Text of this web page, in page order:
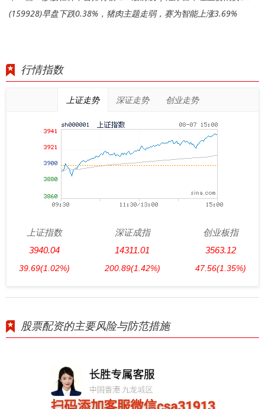
(159928)早盘下跌0.38%，猪肉主题走弱，赛为智能上涨3.69%
行情指数
上证走势 深证走势 创业走势
上证指数
3940.04
39.69(1.02%)
深证成指
14311.01
200.89(1.42%)
创业板指
3563.12
47.56(1.35%)
股票配资的主要风险与防范措施